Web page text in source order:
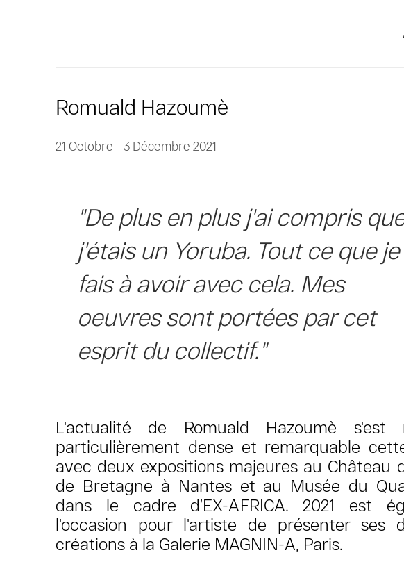
Romuald Hazoumè
21 Octobre - 3 Décembre 2021
"De plus en plus j'ai compris
j'étais un Yoruba. Tout ce que je
fais à avoir avec cela. Mes
oeuvres sont portées par cet
esprit du collectif."
L'actualité de Romuald Hazoumè s'est
particulièrement dense et remarquable
avec deux expositions majeures au Château
de Bretagne à Nantes et au Musée du
dans le cadre d’EX-AFRICA. 2021 est
l'occasion pour l'artiste de présenter ses
créations à la Galerie MAGNIN-A, Paris.